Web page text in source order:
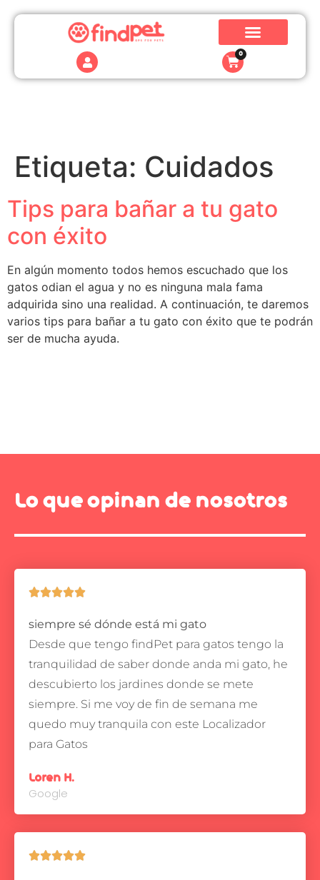
0
Etiqueta: Cuidados
Tips para bañar a tu gato
con éxito
En algún momento todos hemos escuchado que los
gatos odian el agua y no es ninguna mala fama
adquirida sino una realidad. A continuación, te daremos
varios tips para bañar a tu gato con éxito que te podrán
ser de mucha ayuda.
Lo que opinan de nosotros

siempre sé dónde está mi gato
Desde que tengo findPet para gatos tengo la
tranquilidad de saber donde anda mi gato, he
descubierto los jardines donde se mete
siempre. Si me voy de fin de semana me
quedo muy tranquila con este Localizador
para Gatos
Loren H.
Google
